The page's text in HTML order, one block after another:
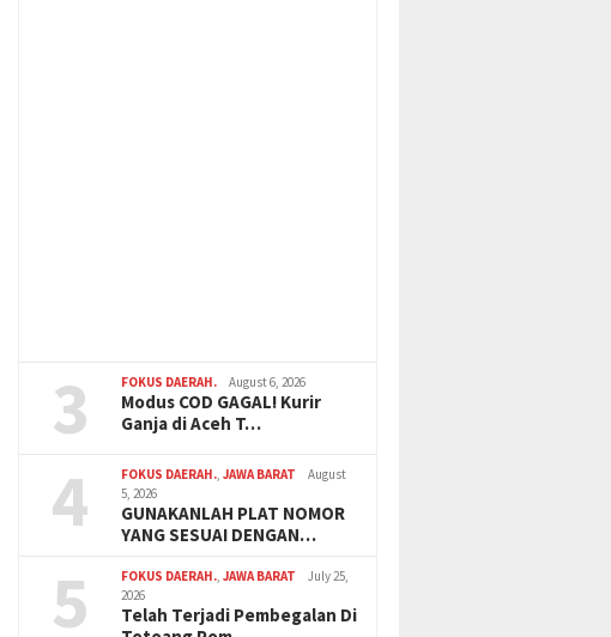
3 FOKUS DAERAH. August 6, 2026
Modus COD GAGAL! Kurir
Ganja di Aceh T…
4 FOKUS DAERAH. ,JAWA BARAT
August
5, 2026
GUNAKANLAH PLAT NOMOR
YANG SESUAI DENGAN…
5 FOKUS DAERAH. ,JAWA BARAT
July 25,
2026
Telah Terjadi Pembegalan Di